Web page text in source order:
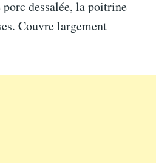
dessalée, la poitrine
Couvre largement